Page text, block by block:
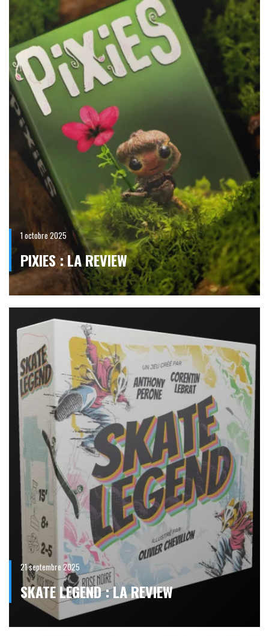
1 octobre 2025
PIXIES : LA REVIEW
21 septembre 2025
SKATE LEGEND : LA REVIEW